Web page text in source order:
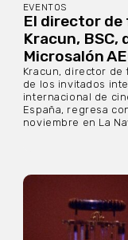
EVENTOS
El director
Kracun, BSC,
Microsalón
Kracun, director de
de los invitados
internacional de
España, regresa
noviembre en La